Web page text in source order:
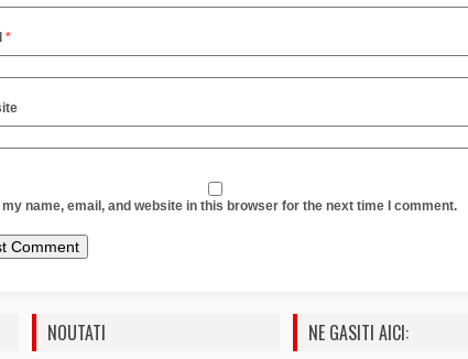
*
name, email, and website in this browser for the next time I comment.
NOUTATI NE GASITI AICI: